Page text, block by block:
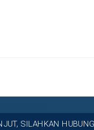
SILAHKAN